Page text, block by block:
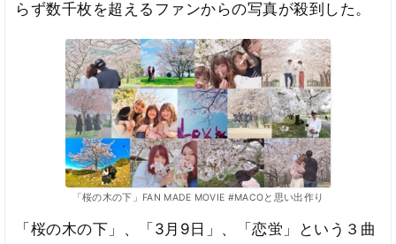
らず数千枚を超えるファンからの写真が殺到した。
「桜の木の下」FAN MADE MOVIE #MACOと思い出作り
「桜の木の下」、「3月9日」、「恋蛍」という３曲